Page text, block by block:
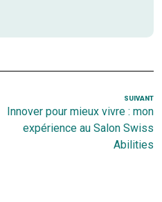
SUIVANT
Innover pour mieux vivre : mon
expérience au Salon Swiss
Abilities